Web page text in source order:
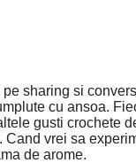
sharing si
cu ansoa.
gusti crochete
vrei sa
de arome.